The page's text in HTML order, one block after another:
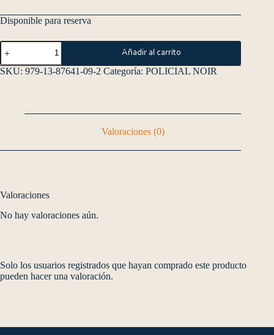
Disponible para reserva
Añadir al carrito
SKU: 979-13-87641-09-2 Categoría: POLICIAL NOIR
Valoraciones (0)
Valoraciones
No hay valoraciones aún.
Solo los usuarios registrados que hayan comprado este producto
pueden hacer una valoración.